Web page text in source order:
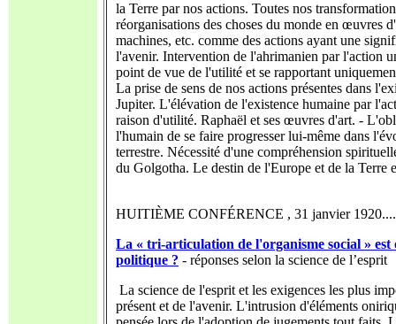
la Terre par nos actions. Toutes nos
réorganisations des choses du monde en œuvres
machines, etc. comme des actions ayant une
l'avenir. Intervention de l'ahrimanien par l'action
point de vue de l'utilité et se rapportant
La prise de sens de nos actions présentes dans
Jupiter. L'élévation de l'existence humaine par
raison d'utilité. Raphaël et ses œuvres d'art. -
l'humain de se faire progresser lui-même dans
terrestre. Nécessité d'une compréhension
du Golgotha. Le destin de l'Europe et de la Terre
HUITIÈME CONFÉRENCE , 31 janvier
La « tri-articulation de l'organisme social » est
politique ? - réponses selon la science de l’esprit
La science de l'esprit et les exigences les plus
présent et de l'avenir. L'intrusion d'éléments